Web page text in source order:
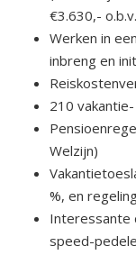
€3.630,-
Werken in
inbreng en
210
Welzijn)
%, en
Interessante
speed-